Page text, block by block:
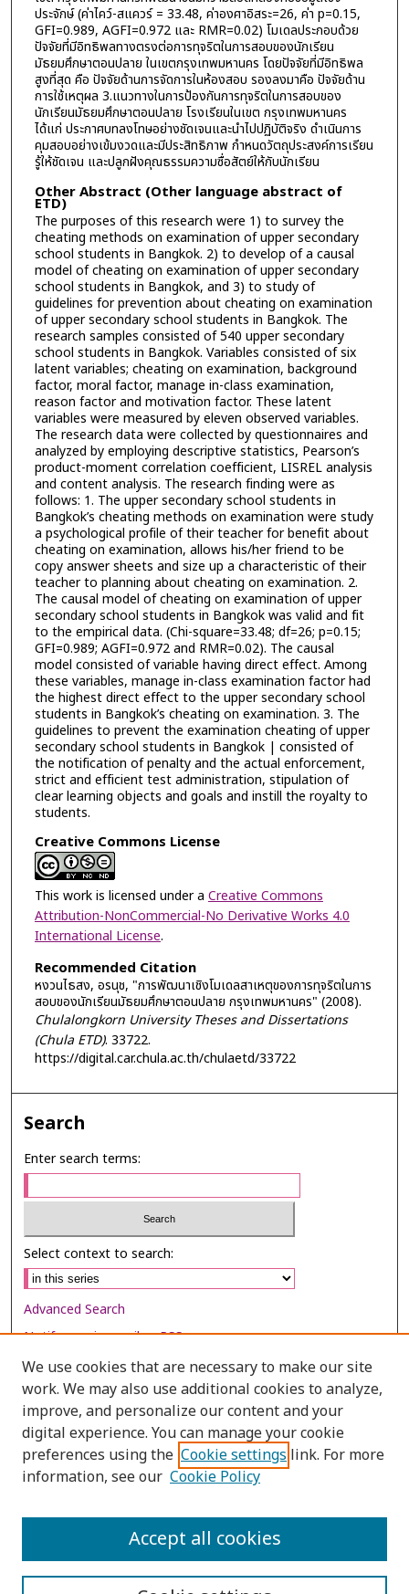
ประจักษ์ (ค่าไคว์-สแควร์ = 33.48, ค่าองศาอิสระ=26, ค่า p=0.15,
GFI=0.989, AGFI=0.972 และ RMR=0.02) โมเดลประกอบด้วย
ปัจจัยที่มีอิทธิพลทางตรงต่อการทุจริตในการสอบของนักเรียน
มัธยมศึกษาตอนปลาย ในเขตกรุงเทพมหานคร โดยปัจจัยที่มีอิทธิพล
สูงที่สุด คือ ปัจจัยด้านการจัดการในห้องสอบ รองลงมาคือ ปัจจัยด้าน
การใช้เหตุผล 3.แนวทางในการป้องกันการทุจริตในการสอบของ
นักเรียนมัธยมศึกษาตอนปลาย โรงเรียนในเขต กรุงเทพมหานคร
ได้แก่ ประกาศบทลงโทษอย่างชัดเจนและนำไปปฏิบัติจริง ดำเนินการ
คุมสอบอย่างเข้มงวดและมีประสิทธิภาพ กำหนดวัตถุประสงค์การเรียน
รู้ให้ชัดเจน และปลูกฝังคุณธรรมความซื่อสัตย์ให้กับนักเรียน
Other Abstract (Other language abstract of
ETD)
The purposes of this research were 1) to survey the
cheating methods on examination of upper secondary
school students in Bangkok. 2) to develop of a causal
model of cheating on examination of upper secondary
school students in Bangkok, and 3) to study of
guidelines for prevention about cheating on examination
of upper secondary school students in Bangkok. The
research samples consisted of 540 upper secondary
school students in Bangkok. Variables consisted of six
latent variables; cheating on examination, background
factor, moral factor, manage in-class examination,
reason factor and motivation factor. These latent
variables were measured by eleven observed variables.
The research data were collected by questionnaires and
analyzed by employing descriptive statistics, Pearson’s
product-moment correlation coefficient, LISREL analysis
and content analysis. The research finding were as
follows: 1. The upper secondary school students in
Bangkok’s cheating methods on examination were study
a psychological profile of their teacher for benefit about
cheating on examination, allows his/her friend to be
copy answer sheets and size up a characteristic of their
teacher to planning about cheating on examination. 2.
The causal model of cheating on examination of upper
secondary school students in Bangkok was valid and fit
to the empirical data. (Chi-square=33.48; df=26; p=0.15;
GFI=0.989; AGFI=0.972 and RMR=0.02). The causal
model consisted of variable having direct effect. Among
these variables, manage in-class examination factor had
the highest direct effect to the upper secondary school
students in Bangkok’s cheating on examination. 3. The
guidelines to prevent the examination cheating of upper
secondary school students in Bangkok | consisted of
the notification of penalty and the actual enforcement,
strict and efficient test administration, stipulation of
clear learning objects and goals and instill the royalty to
students.
Creative Commons License
This work is licensed under a Creative Commons
Attribution-NonCommercial-No Derivative Works 4.0
International License.
Recommended Citation
หงวนไธสง, อรนุช, "การพัฒนาเชิงโมเดลสาเหตุของการทุจริตในการ
สอบของนักเรียนมัธยมศึกษาตอนปลาย กรุงเทพมหานคร" (2008).
Chulalongkorn University Theses and Dissertations
(Chula ETD). 33722.
https://digital.car.chula.ac.th/chulaetd/33722
Search
Enter search terms:
Select context to search:
Advanced Search
Notify me via email orRSS
Browse
Collections
Disciplines
Authors
We use cookies that are necessary to make our site
work. We may also use additional cookies to analyze,
improve, and personalize our content and your
digital experience. You can manage your cookie
preferences using the Cookie settings link. For more
information, see our Cookie Policy
Accept all cookies